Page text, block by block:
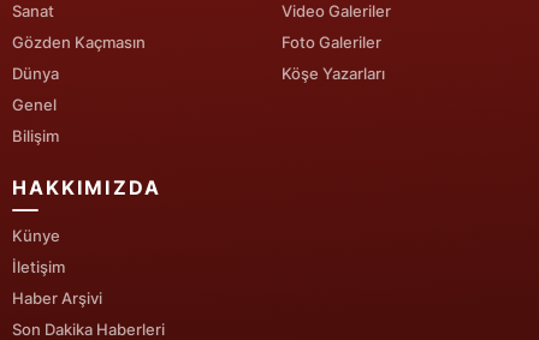
Sanat
Gözden Kaçmasın
Dünya
Genel
Bilişim
Video Galeriler
Foto Galeriler
Köşe Yazarları
HAKKIMIZDA
Künye
İletişim
Haber Arşivi
Son Dakika Haberleri